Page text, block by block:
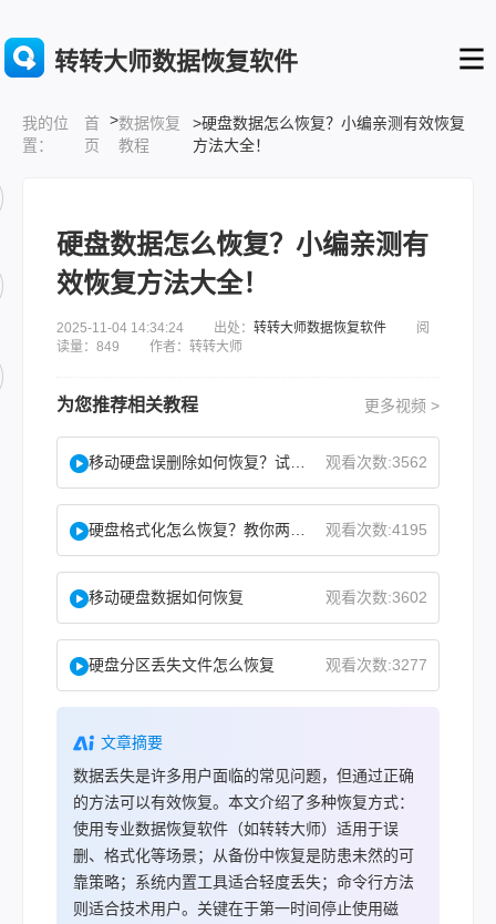
转转大师数据恢复软件
我的位
置：
首
页
>数据恢复
教程
>硬盘数据怎么恢复？小编亲测有效恢复
方法大全！
硬盘数据怎么恢复？小编亲测有
效恢复方法大全！
2025-11-04 14:34:24 出处： 转转大师数据恢复软件 阅
读量：849 作者：转转大师
为您推荐相关教程 更多视频 >
观看次数:3562
观看次数:4195
移动硬盘数据如何恢复 观看次数:3602
硬盘分区丢失文件怎么恢复 观看次数:3277
文章摘要
数据丢失是许多用户面临的常见问题，但通过正确
的方法可以有效恢复。本文介绍了多种恢复方式：
使用专业数据恢复软件（如转转大师）适用于误
删、格式化等场景；从备份中恢复是防患未然的可
靠策略；系统内置工具适合轻度丢失；命令行方法
则适合技术用户。关键在于第一时间停止使用磁